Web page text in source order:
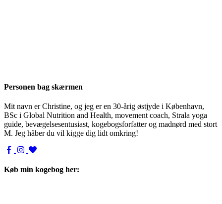
Personen bag skærmen
Mit navn er Christine, og jeg er en 30-årig østjyde i København,
BSc i Global Nutrition and Health, movement coach, Strala yoga
guide, bevægelsesentusiast, kogebogsforfatter og madnørd med stort
M. Jeg håber du vil kigge dig lidt omkring!
Køb min kogebog her: